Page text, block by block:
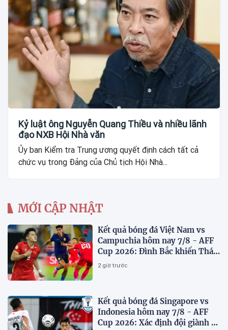
Kỷ luật ông Nguyễn Quang Thiều và nhiều lãnh
đạo NXB Hội Nhà văn
Ủy ban Kiểm tra Trung ương quyết định cách tất cả
chức vụ trong Đảng của Chủ tịch Hội Nhà...
MỚI CẬP NHẬT
Kết quả bóng đá Việt Nam vs
Campuchia hôm nay 7/8 - AFF
Cup 2026: Đình Bắc khiến Thái
Lan run sợ
2 giờ trước
Kết quả bóng đá Singapore vs
Indonesia hôm nay 7/8 - AFF
Cup 2026: Xác định đội giành vé